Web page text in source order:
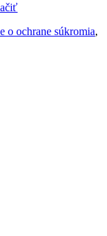
o ochrane súkromia,